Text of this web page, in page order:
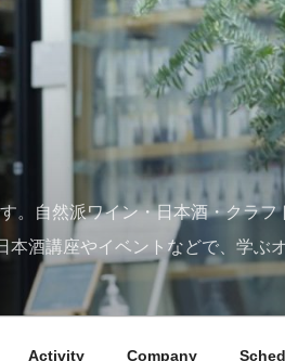
。自然派ワイン・日本酒・クラ
酒講座やイベントなどで、学ぶ
Activity Company